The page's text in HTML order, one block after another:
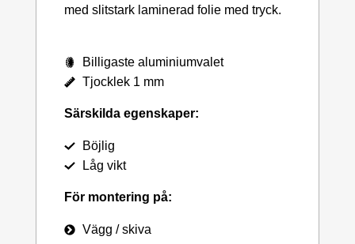
med slitstark laminerad folie med tryck.
Billigaste aluminiumvalet
Tjocklek 1 mm
Särskilda egenskaper:
Böjlig
Låg vikt
För montering på:
Vägg / skiva